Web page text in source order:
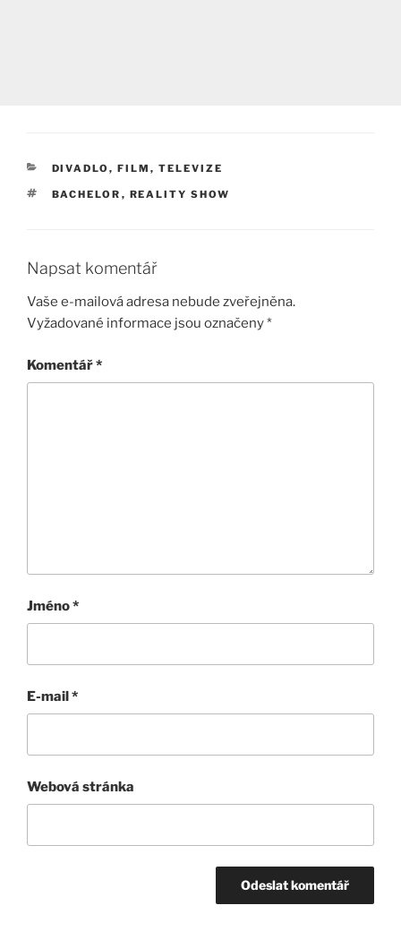
RUBRIKY
DIVADLO, FILM, TELEVIZE
ŠTÍTKY
BACHELOR , REALITY SHOW
Napsat komentář
Vaše e-mailová adresa nebude zveřejněna.
Vyžadované informace jsou označeny*
Komentář*
Jméno*
E-mail*
Webová stránka